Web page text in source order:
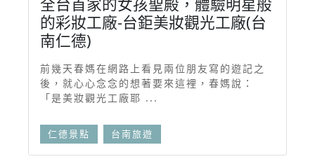
的彩妝工廠-台鉅美妝觀光工廠(台
南仁德)
前幾天春媽在網路上看見兩位朋友寫的遊記之
後，就心心念念的想著要來這裡，春媽說：
「是美妝觀光工廠耶 ...
仁德景點 台南旅遊